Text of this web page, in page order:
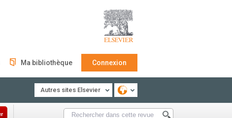
Ma bibliothèque Connexion
Autres sites Elsevier